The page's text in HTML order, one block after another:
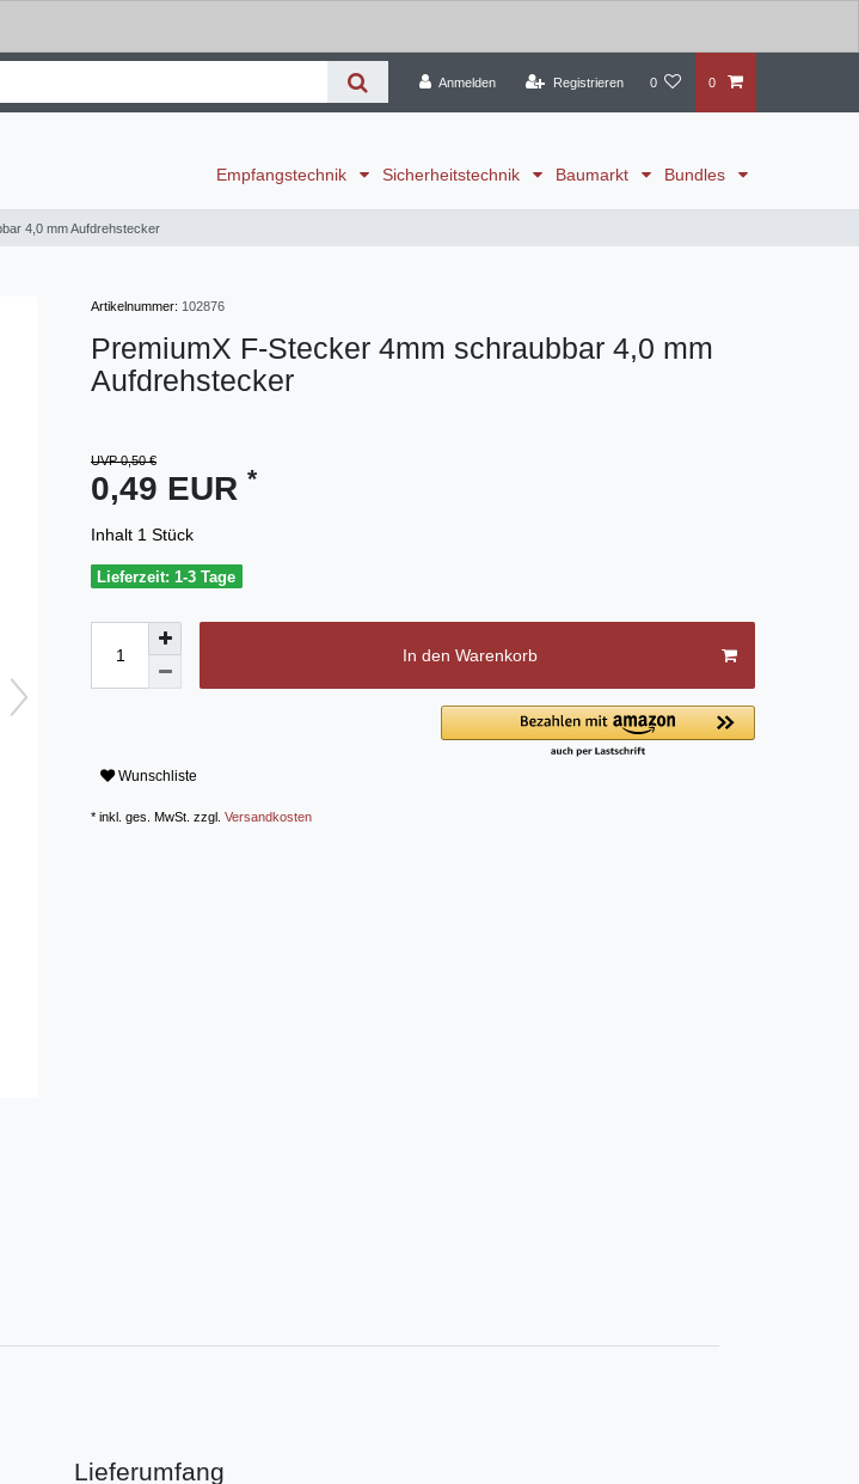
Anmelden Registrieren 0 0
Empfangstechnik Sicherheitstechnik Baumarkt Bundles
4,0 mm Aufdrehstecker
Artikelnummer: 102876
PremiumX F-Stecker 4mm schraubbar 4,0 mm
Aufdrehstecker
UVP 0,50 €
0,49 EUR *
Inhalt 1 Stück
Lieferzeit: 1-3 Tage
In den Warenkorb
Wunschliste
* inkl. ges. MwSt. zzgl. Versandkosten
Lieferumfang